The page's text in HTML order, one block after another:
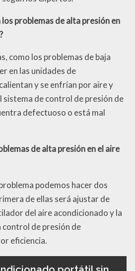
problemas de alta presión en
como los problemas de baja
en las unidades de
y se enfrían por aire y
sistema de control de presión de
defectuoso o está mal
de alta presión en el aire
podemos hacer dos
de ellas será ajustar de
del aire acondicionado y la
control de presión de
eficiencia.